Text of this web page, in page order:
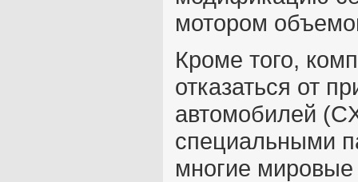
мотором
Кроме того,
отказаться от
автомобилей
специальными
многие мировые